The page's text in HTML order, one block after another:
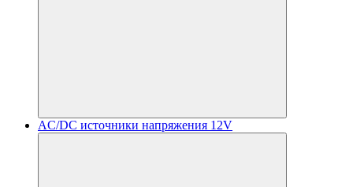
AC/DC источники напряжения 12V